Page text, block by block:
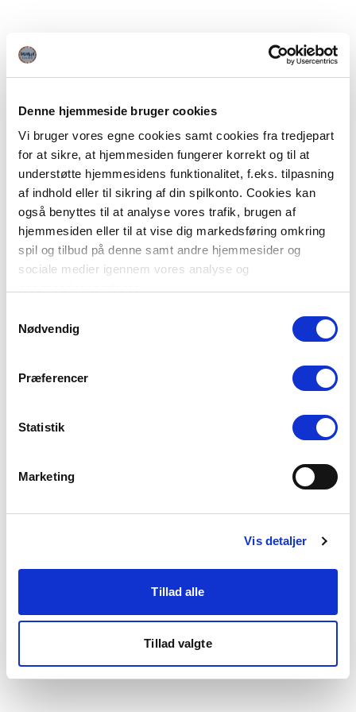
Denne hjemmeside bruger cookies
Vi bruger vores egne cookies samt cookies fra tredjepart
for at sikre, at hjemmesiden fungerer korrekt og til at
understøtte hjemmesidens funktionalitet, f.eks. tilpasning
af indhold eller til sikring af din spilkonto. Cookies kan
også benyttes til at analyse vores trafik, brugen af
hjemmesiden eller til at vise dig markedsføring omkring
spil og tilbud på denne samt andre hjemmesider og
sociale medier igennem vores analyse og
Du kan læse mere om vores brug af cookies under
"Detaljer" eller ved at klikke videre til vores Cookiepolitik,
Nødvendig
Præferencer
Statistik
Marketing
Vis detaljer
Tillad alle
Tillad valgte